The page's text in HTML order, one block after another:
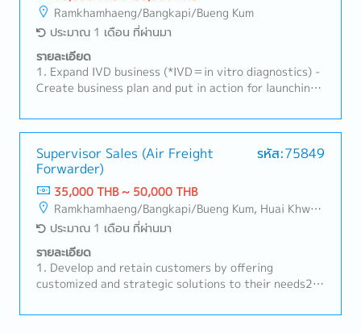
and Japanese)
Ramkhamhaeng/Bangkapi/Bueng Kum
ประมาณ 1 เดือน ที่ผ่านมา
รายละเอียด
1. Expand IVD business (*IVD＝in vitro diagnostics) -
Create business plan and put in action for launching
solution. - Support to launch DDR from Thailand.2.
Distributor Management - Support marketing of
distributor by IVD the system - On-site support for
customer together with distributor's engineer
Supervisor Sales (Air Freight
Forwarder)
รหัส:75849
35,000 THB ~ 50,000 THB
Ramkhamhaeng/Bangkapi/Bueng Kum, Huai Khwang
ประมาณ 1 เดือน ที่ผ่านมา
รายละเอียด
1. Develop and retain customers by offering
customized and strategic solutions to their needs2.
expand the customer base3. Organize, update, and